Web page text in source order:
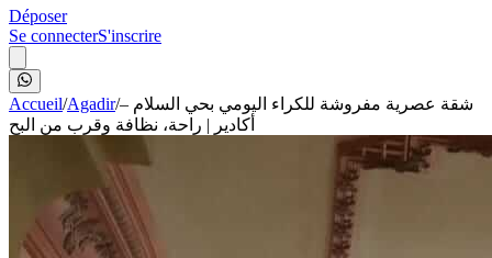
Déposer
Se connecterS'inscrire
Accueil/Agadir/شقة عصرية مفروشة للكراء اليومي بحي السلام –
أكادير | راحة، نظافة وقرب من البح